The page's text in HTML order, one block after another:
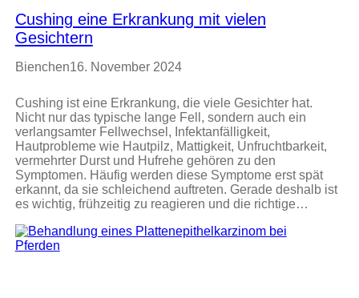
Cushing eine Erkrankung mit vielen
Gesichtern
Bienchen16. November 2024
Cushing ist eine Erkrankung, die viele Gesichter hat.
Nicht nur das typische lange Fell, sondern auch ein
verlangsamter Fellwechsel, Infektanfälligkeit,
Hautprobleme wie Hautpilz, Mattigkeit, Unfruchtbarkeit,
vermehrter Durst und Hufrehe gehören zu den
Symptomen. Häufig werden diese Symptome erst spät
erkannt, da sie schleichend auftreten. Gerade deshalb ist
es wichtig, frühzeitig zu reagieren und die richtige…